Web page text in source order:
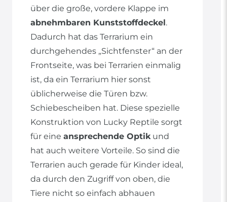
über die große, vordere Klappe im
abnehmbaren Kunststoffdeckel .
Dadurch hat das Terrarium ein
durchgehendes „Sichtfenster“ an der
Frontseite, was bei Terrarien einmalig
ist, da ein Terrarium hier sonst
üblicherweise die Türen bzw.
Schiebescheiben hat. Diese spezielle
Konstruktion von Lucky Reptile sorgt
für eine ansprechende Optikund
hat auch weitere Vorteile. So sind die
Terrarien auch gerade für Kinder ideal,
da durch den Zugriff von oben, die
Tiere nicht so einfach abhauen